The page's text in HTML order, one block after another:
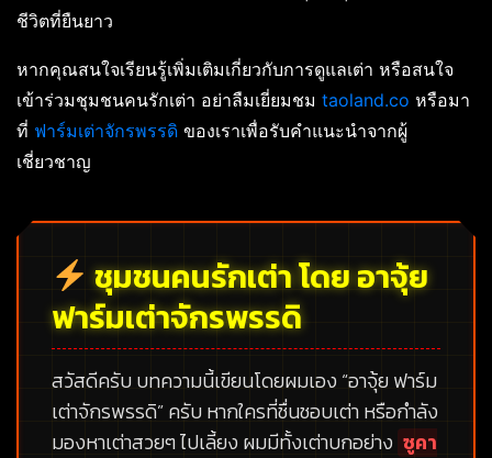
ชีวิตที่ยืนยาว
หากคุณสนใจเรียนรู้เพิ่มเติมเกี่ยวกับการดูแลเต่า หรือสนใจ
เข้าร่วมชุมชนคนรักเต่า อย่าลืมเยี่ยมชม taoland.co หรือมา
ที่ ฟาร์มเต่าจักรพรรดิ ของเราเพื่อรับคำแนะนำจากผู้
เชี่ยวชาญ
ชุมชนคนรักเต่า โดย อาจุ้ย
ฟาร์มเต่าจักรพรรดิ
สวัสดีครับ บทความนี้เขียนโดยผมเอง “อาจุ้ย ฟาร์ม
เต่าจักรพรรดิ”ครับ หากใครที่ชื่นชอบเต่า หรือกำลัง
มองหาเต่าสวยๆ ไปเลี้ยง ผมมีทั้งเต่าบกอย่าง ซูคา